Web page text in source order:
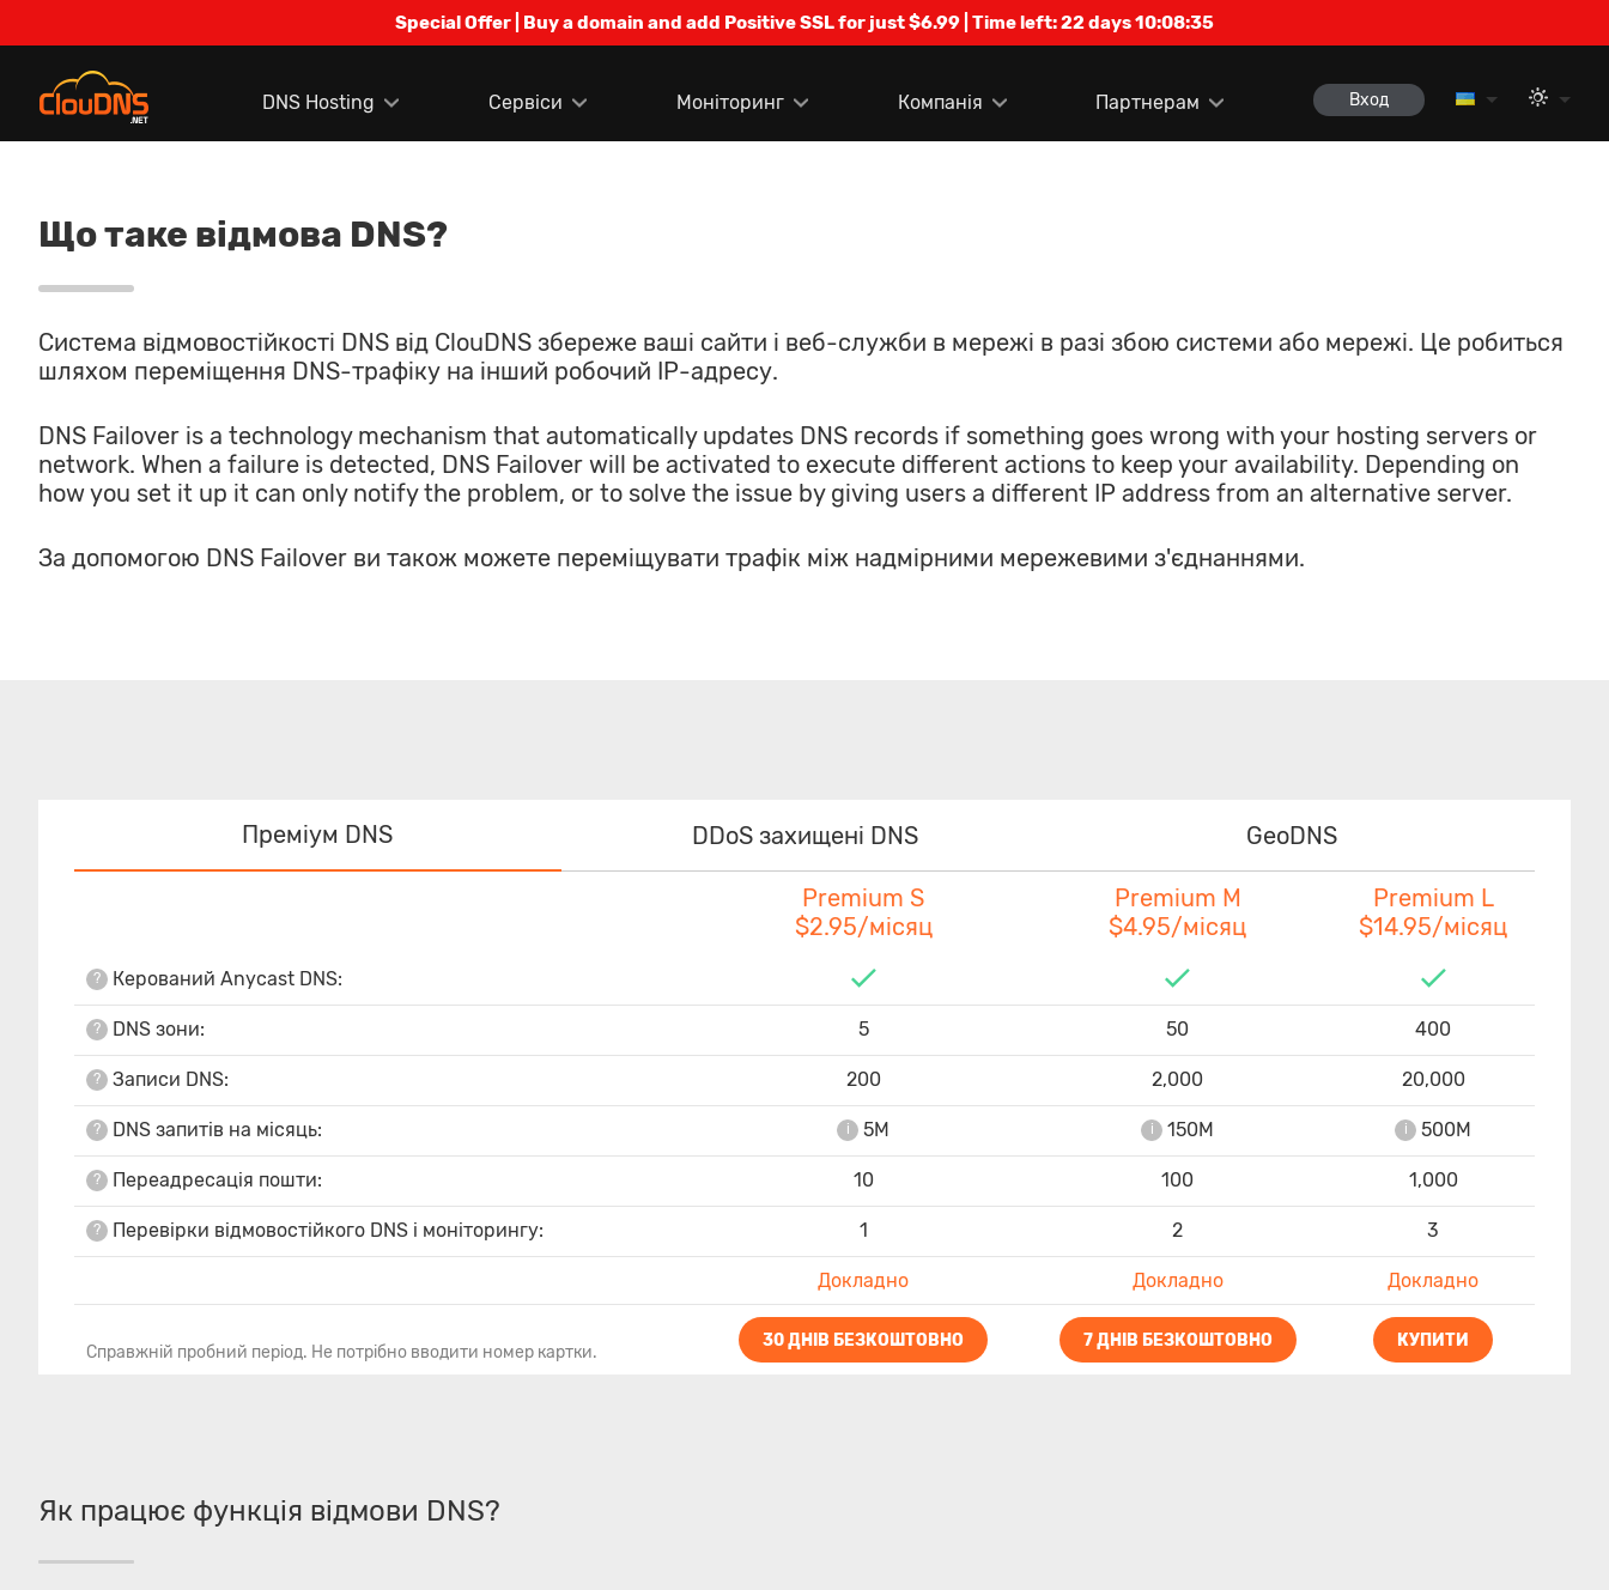
Special Offer | Buy a domain and add Positive SSL for just $6.99 | Time left:22 days 10:08:34
DNS Hosting Сервіси Моніторинг Компанія Партнерам Вход
Що таке відмова DNS?
Система відмовостійкості DNS від ClouDNS збереже ваші сайти і веб-служби в мережі в разі збою системи або мережі. Це робиться
шляхом переміщення DNS-трафіку на інший робочий IP-адресу.
DNS Failover is a technology mechanism that automatically updates DNS records if something goes wrong with your hosting servers or
network. When a failure is detected, DNS Failover will be activated to execute different actions to keep your availability. Depending on
how you set it up it can only notify the problem, or to solve the issue by giving users a different IP address from an alternative server.
За допомогою DNS Failover ви також можете переміщувати трафік між надмірними мережевими з'єднаннями.
Преміум DNS DDoS захищені DNS GeoDNS
Premium S
$2.95/місяц
Premium M
$4.95/місяц
Premium L
$14.95/місяц
? Керований Anycast DNS:
? DNS зони: 5 50 400
? Записи DNS: 200 2,000 20,000
? DNS запитів на місяць: i 5M i 150M i 500M
? Переадресація пошти: 10 100 1,000
? Перевірки відмовостійкого DNS і моніторингу: 1 2 3
Докладно Докладно Докладно
Справжній пробний період. Не потрібно вводити номер картки.
30 ДНІВ БЕЗКОШТОВНО 7 ДНІВ БЕЗКОШТОВНО КУПИТИ
Як працює функція відмови DNS?